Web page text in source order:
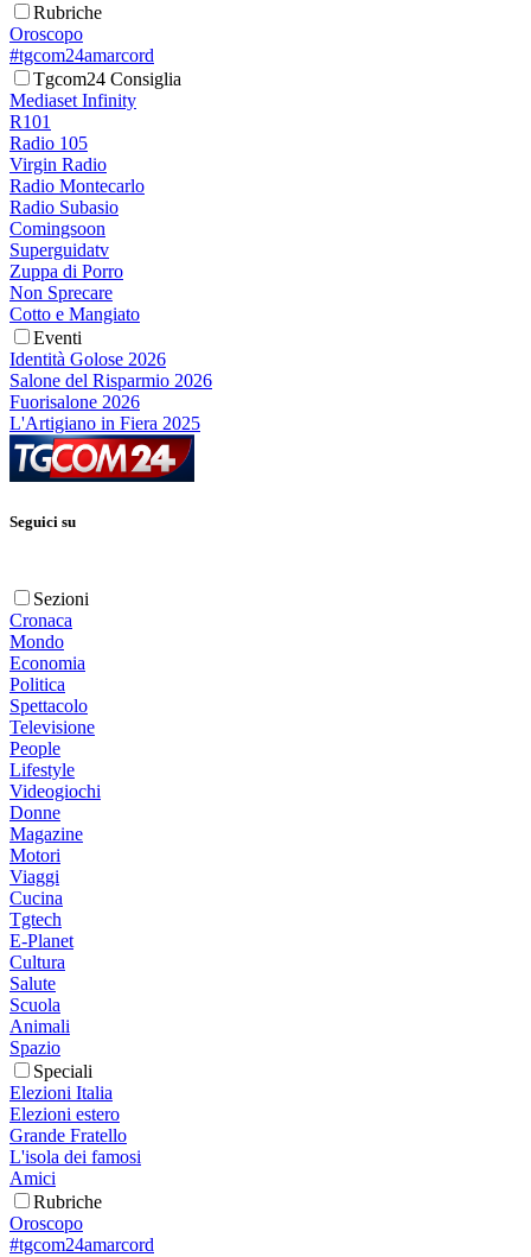
Rubriche
Oroscopo
#tgcom24amarcord
Tgcom24 Consiglia
Mediaset Infinity
R101
Radio 105
Virgin Radio
Radio Montecarlo
Radio Subasio
Comingsoon
Superguidatv
Zuppa di Porro
Non Sprecare
Cotto e Mangiato
Eventi
Identità Golose 2026
Salone del Risparmio 2026
Fuorisalone 2026
L'Artigiano in Fiera 2025
Seguici su
Sezioni
Cronaca
Mondo
Economia
Politica
Spettacolo
Televisione
People
Lifestyle
Videogiochi
Donne
Magazine
Motori
Viaggi
Cucina
Tgtech
E-Planet
Cultura
Salute
Scuola
Animali
Spazio
Speciali
Elezioni Italia
Elezioni estero
Grande Fratello
L'isola dei famosi
Amici
Rubriche
Oroscopo
#tgcom24amarcord